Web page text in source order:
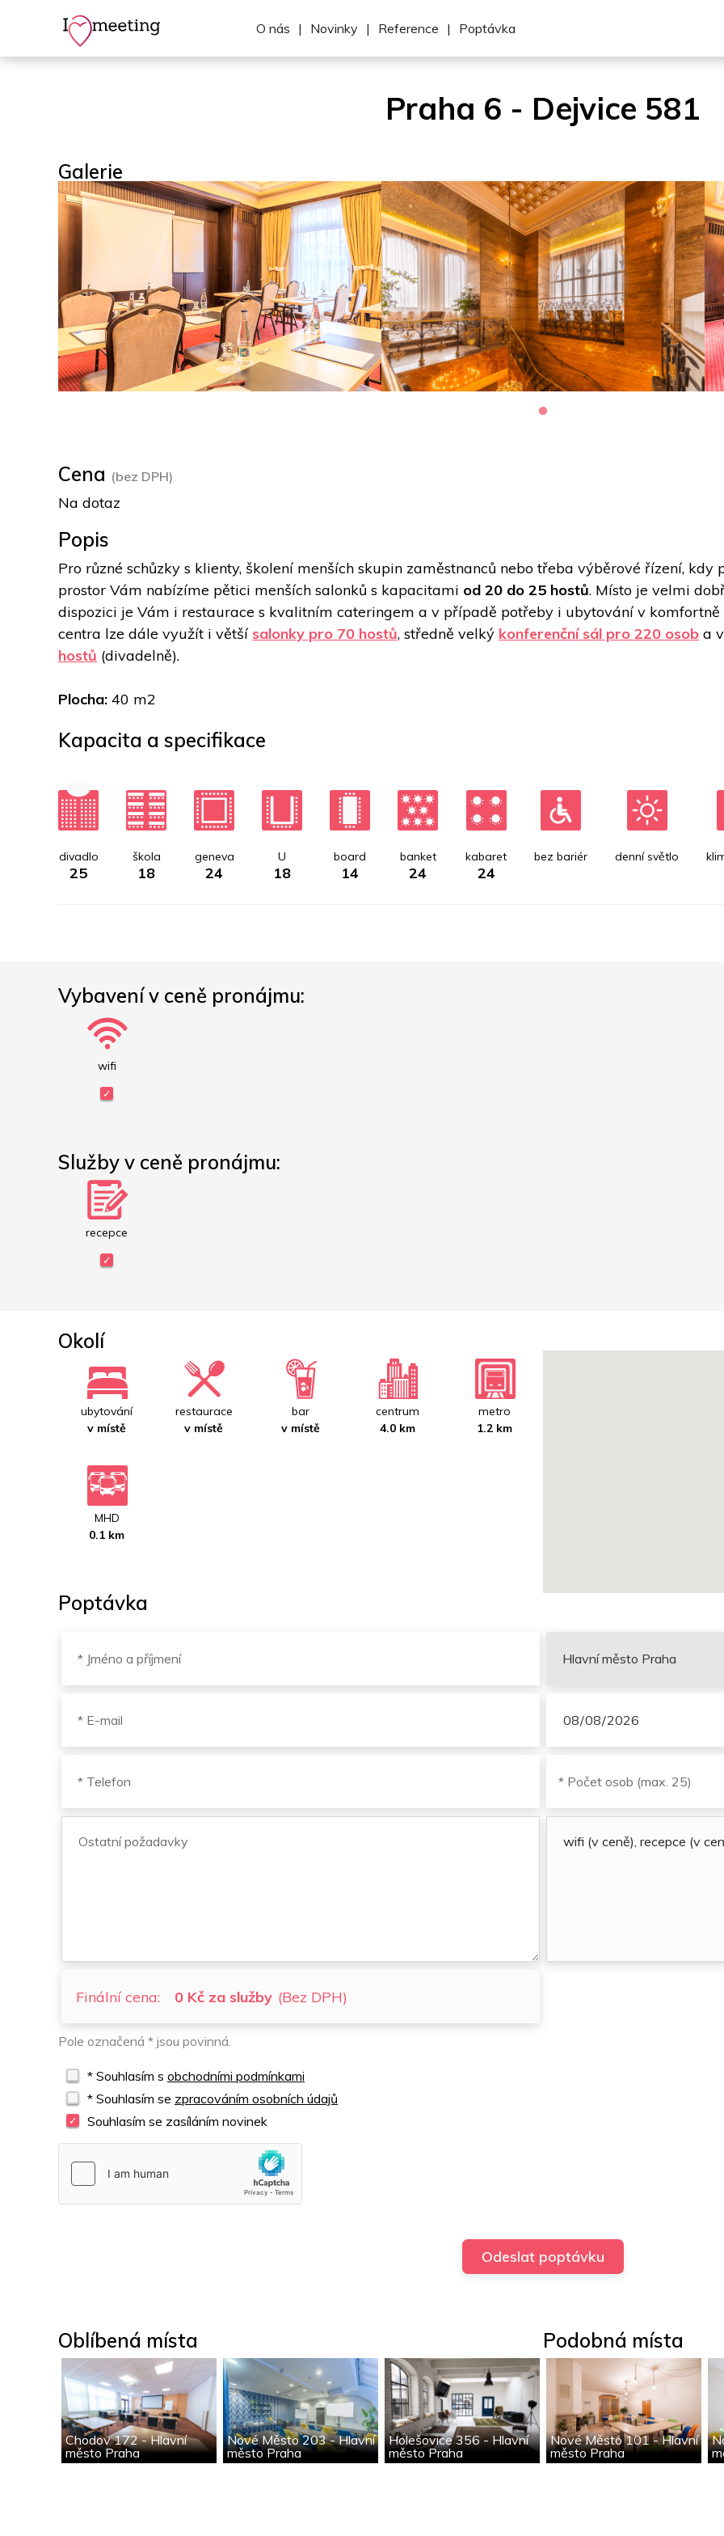
O nás | Novinky | Reference | Poptávka
Praha 6 - Dejvice 581
Galerie
Cena (bez DPH)
Na dotaz
Popis
Pro různé schůzky s klienty, školení menších skupin zaměstnanců nebo třeba výběrové řízení,
prostor Vám nabízíme pětici menších salonků s kapacitami od 20 do 25 hostů. Místo je velmi
dispozici je Vám i restaurace s kvalitním cateringem a v případě potřeby i ubytování v komfortně
centra lze dále využít i větší salonky pro 70 hostů, středně velký konferenční sál pro 220 osob a
hostů (divadelně).
Plocha: 40 m2
Kapacita a specifikace
divadlo
25
škola
18
geneva
24
U
18
board
14
banket
24
kabaret
24
bez bariér denní světlo
Vybavení v ceně pronájmu:
wifi
Služby v ceně pronájmu:
recepce
Okolí
ubytování
v místě
restaurace
v místě
bar
v místě
centrum
4.0 km
metro
1.2 km
MHD
0.1 km
Poptávka
Finální cena: 0 Kč za služby (Bez DPH)
Pole označená * jsou povinná.
* Souhlasím s obchodními podmínkami
* Souhlasím se zpracováním osobních údajů
Souhlasím se zasíláním novinek
Oblíbená místa
Chodov 172 - Hlavní
město Praha
Nové Město 203 - Hlavní
město Praha
Holešovice 356 - Hlavní
město Praha
Podobná místa
Nové Město 101 - Hlavní
město Praha